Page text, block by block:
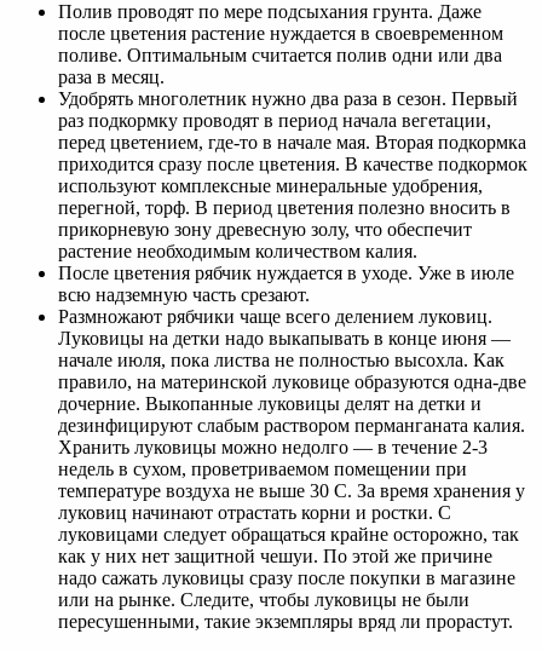
Полив проводят по мере подсыхания грунта. Даже
после цветения растение нуждается в своевременном
поливе. Оптимальным считается полив одни или два
раза в месяц.
Удобрять многолетник нужно два раза в сезон. Первый
раз подкормку проводят в период начала вегетации,
перед цветением, где-то в начале мая. Вторая подкормка
приходится сразу после цветения. В качестве подкормок
используют комплексные минеральные удобрения,
перегной, торф. В период цветения полезно вносить в
прикорневую зону древесную золу, что обеспечит
растение необходимым количеством калия.
После цветения рябчик нуждается в уходе. Уже в июле
всю надземную часть срезают.
Размножают рябчики чаще всего делением луковиц.
Луковицы на детки надо выкапывать в конце июня —
начале июля, пока листва не полностью высохла. Как
правило, на материнской луковице образуются одна-две
дочерние. Выкопанные луковицы делят на детки и
дезинфицируют слабым раствором перманганата калия.
Хранить луковицы можно недолго — в течение 2-3
недель в сухом, проветриваемом помещении при
температуре воздуха не выше 30 С. За время хранения у
луковиц начинают отрастать корни и ростки. С
луковицами следует обращаться крайне осторожно, так
как у них нет защитной чешуи. По этой же причине
надо сажать луковицы сразу после покупки в магазине
или на рынке. Следите, чтобы луковицы не были
пересушенными, такие экземпляры вряд ли прорастут.